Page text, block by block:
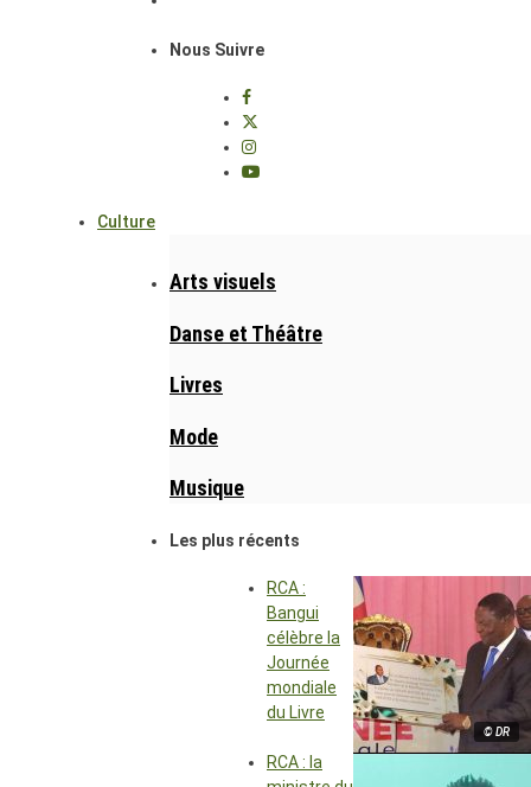
Nous Suivre
Culture
Arts visuels
Danse et Théâtre
Livres
Mode
Musique
Les plus récents
© DR
RCA :
Bangui
célèbre la
Journée
mondiale
du Livre
RCA : la